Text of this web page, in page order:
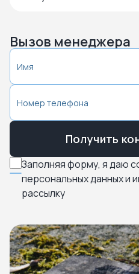
Вызов менеджера
Заполняя форму, я даю
персональных данных и
рассылку
Получить